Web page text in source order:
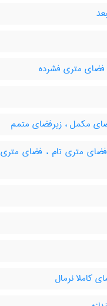
متری فشرده
مکمل ، زیرفضای متمم
متری تام ، فضای متری
کاملا نرمال